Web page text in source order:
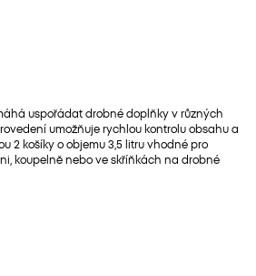
uspořádat drobné doplňky v různých
umožňuje rychlou kontrolu obsahu a
2 košíky o objemu 3,5 litru vhodné pro
koupelně nebo ve skříňkách na drobné